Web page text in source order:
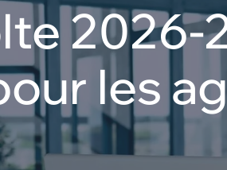
2026-
les